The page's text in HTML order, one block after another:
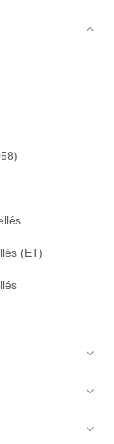
(ET)